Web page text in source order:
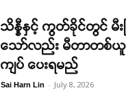
သိန္နီနှင့် ကွတ်ခိုင်တွင် မီး
သော်လည်း မီတာတစ်ယူ
ကျပ် ပေးရမည်
Sai Harn Lin - July 8, 2026